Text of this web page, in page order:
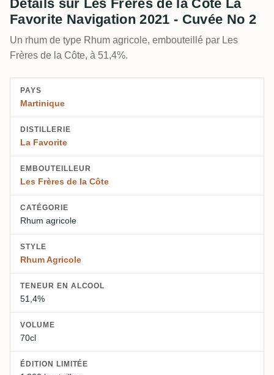
Détails sur Les Frères de la Côte La
Favorite Navigation 2021 - Cuvée No 2
Un rhum de type Rhum agricole, embouteillé par Les
Frères de la Côte, à 51,4%.
PAYS
Martinique
DISTILLERIE
La Favorite
EMBOUTEILLEUR
Les Frères de la Côte
CATÉGORIE
Rhum agricole
STYLE
Rhum Agricole
TENEUR EN ALCOOL
51,4%
VOLUME
70cl
ÉDITION LIMITÉE